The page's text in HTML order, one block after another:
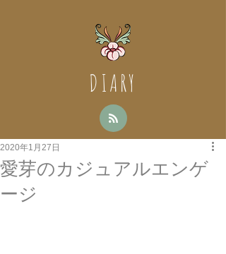
DIARY
愛芽のカジュアルエンゲ
ージ
2020年1月27日